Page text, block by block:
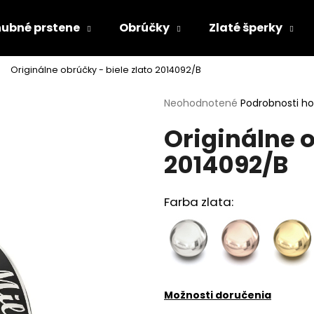
prstene Obrúčky Zlaté šperky
Originálne obrúčky - biele zlato 2014092/B
Priemerné
produktu
je
0,0
z
hviezdičiek.
Neohodnotené Podrobnosti
Originálne
2014092/B
Farba zlata:
Možnosti doručenia
Čo potrebujete nájsť?
HĽADAŤ